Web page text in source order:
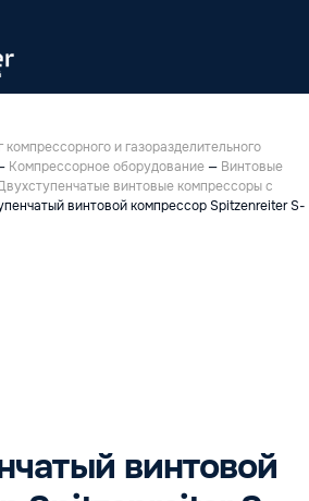
компрессорного и газоразделительного
Компрессорное оборудование— Винтовые
винтовые компрессоры с
винтовой компрессор Spitzenreiter S-
винтовой